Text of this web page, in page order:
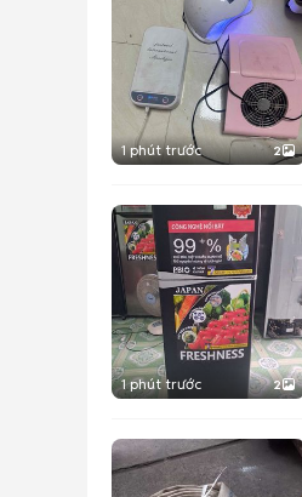
1 phút trước 2
1 phút trước 2